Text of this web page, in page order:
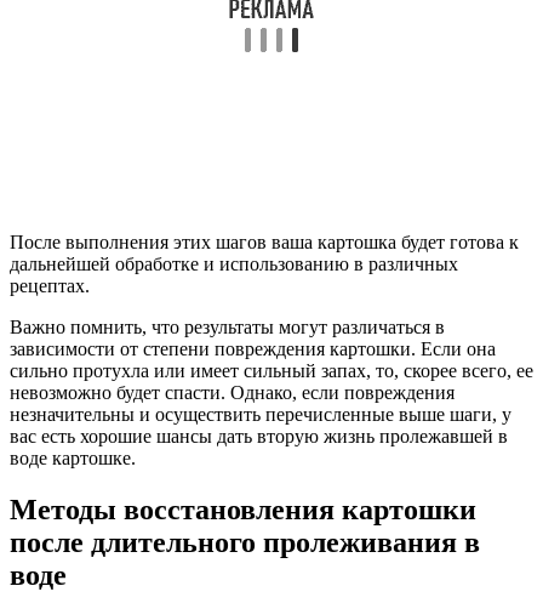
После выполнения этих шагов ваша картошка будет готова к
дальнейшей обработке и использованию в различных
рецептах.
Важно помнить, что результаты могут различаться в
зависимости от степени повреждения картошки. Если она
сильно протухла или имеет сильный запах, то, скорее всего, ее
невозможно будет спасти. Однако, если повреждения
незначительны и осуществить перечисленные выше шаги, у
вас есть хорошие шансы дать вторую жизнь пролежавшей в
воде картошке.
Методы восстановления картошки
после длительного пролеживания в
воде